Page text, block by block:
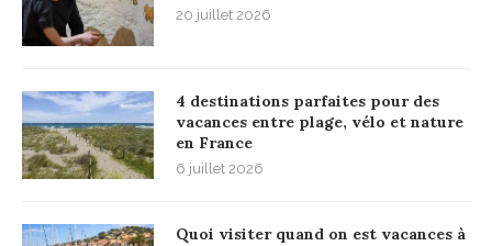
20 juillet 2026
4 destinations parfaites pour des
vacances entre plage, vélo et nature
en France
6 juillet 2026
Quoi visiter quand on est vacances à